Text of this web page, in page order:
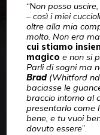
“Non posso
–così i miei
oltre alla mia
molto. Non era
cui stiamo
magico e non si
Parli di sogni ma
Brad(Whitford
baciasse le
braccio intorno al
presentarlo come
bene, e tu vuoi
dovuto essere”.